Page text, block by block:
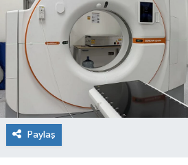
Paylaş
Gündem
İlim & İrfan
Kültür & Sanat
KURDÎ